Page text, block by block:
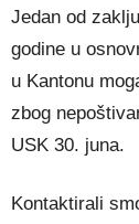
Jedan od
godine u
u Kantonu
zbog
USK 30. juna.
Kontaktirali